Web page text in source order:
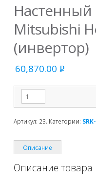
Mitsubishi
(инвертор)
60,870.00 Р
Артикул: 23. Категории:
Описание
Описание товара